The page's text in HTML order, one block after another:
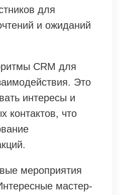
для
и ожиданий
CRM для
Это
интересы и
контактов, что
мероприятия
мастер-